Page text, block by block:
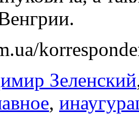
Зеленский
,